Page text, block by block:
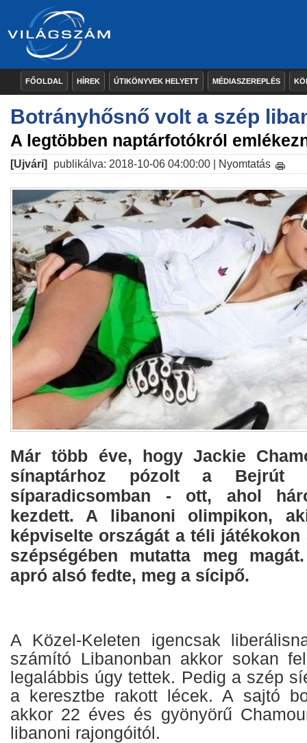
FŐOLDAL HÍREK ÚTIKÖNYVEK HELYETT MÉDIASZEREPLÉS
Botrányhősnő volt a szép
A legtöbben naptárfotókról
[Ujvári] publikálva: 2018-10-06 04:00:00 | Nyomtatás
Már több éve, hogy Jackie
sínaptárhoz pózolt a Bejrút
síparadicsomban - ott, ahol
kezdett. A libanoni olimpikon,
képviselte országát a téli
szépségében mutatta meg
apró alsó fedte, meg a sícipő.
A Közel-Keleten igencsak
számító Libanonban akkor sokan
legalábbis úgy tettek. Pedig a szép
a keresztbe rakott lécek. A sajtó
akkor 22 éves és gyönyörű
libanoni rajongóitól.